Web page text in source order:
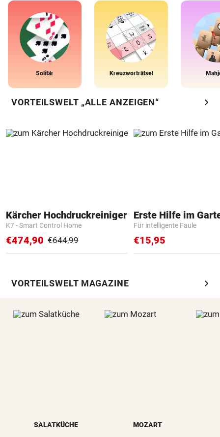
Solitär Kreuzworträtsel
VORTEILSWELT „ALLE ANZEIGEN“ chevron_right
Kärcher Hochdruckreiniger
K7 - Smart Control Home
€474,90 €644,99
Erste Hilfe im
Für intelligente Faule
€15,95
VORTEILSWELT MAGAZINE chevron_right
SALATKÜCHE MOZART